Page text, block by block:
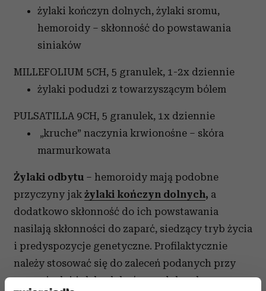
żylaki kończyn dolnych, żylaki sromu,
hemoroidy – skłonność do powstawania
siniaków
MILLEFOLIUM 5CH, 5 granulek, 1-2x dziennie
żylaki podudzi z towarzyszącym bólem
PULSATILLA 9CH, 5 granulek, 1x dziennie
„kruche” naczynia krwionośne – skóra
marmurkowata
Żylaki odbytu – hemoroidy mają podobne
przyczyny jak żylaki kończyn dolnych, a
dodatkowo skłonność do ich powstawania
nasilają skłonności do zaparć, siedzący tryb życia
i predyspozycje genetyczne. Profilaktycznie
należy stosować się do zaleceń podanych przy
zaparciach i żylakach kończyn dolnych, a